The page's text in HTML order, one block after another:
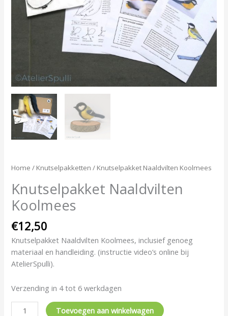
Home / Knutselpakketten / Knutselpakket Naaldvilten Koolmees
Knutselpakket Naaldvilten
Koolmees
€12,50
Knutselpakket Naaldvilten Koolmees, inclusief genoeg
materiaal en handleiding. (instructie video’s online bij
AtelierSpulli).
Verzending in 4 tot 6 werkdagen
Toevoegen aan winkelwagen